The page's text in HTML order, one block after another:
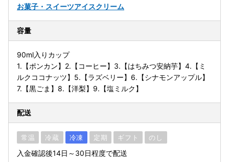
お菓子・スイーツアイスクリーム
容量
90ml入りカップ
1.【ポンカン】2.【コーヒー】3.【はちみつ安納芋】4.【ミ
ルクココナッツ】5.【ラズベリー】6.【シナモンアップル】
7.【黒ごま】8.【洋梨】9.【塩ミルク】
配送
常温 冷蔵 冷凍 定期 ギフト のし
入金確認後14日～30日程度で配送